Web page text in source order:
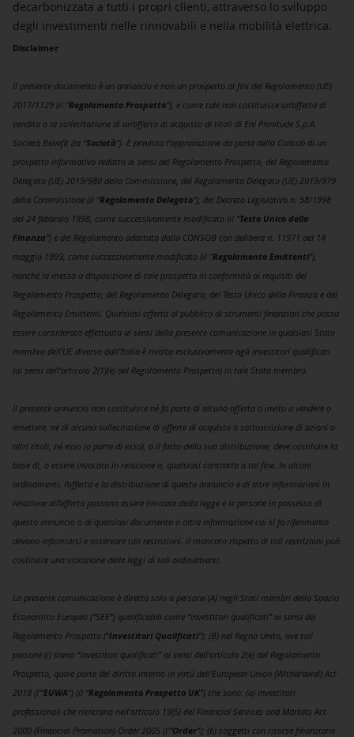
decarbonizzata a tutti i propri clienti, attraverso lo sviluppo
degli investimenti nelle rinnovabili e nella mobilità elettrica.
Disclaimer
Il presente documento è un annuncio e non un prospetto ai fini del Regolamento (UE)
2017/1129 (il “Regolamento Prospetto”), e come tale non costituisce un’offerta di
vendita o la sollecitazione di un’offerta di acquisto di titoli di Eni Plenitude S.p.A.
Società Benefit (la “Società”). È prevista l’approvazione da parte della Consob di un
prospetto informativo redatto ai sensi del Regolamento Prospetto, del Regolamento
Delegato (UE) 2019/980 della Commissione, del Regolamento Delegato (UE) 2019/979
della Commissione (il “Regolamento Delegato”), del Decreto Legislativo n. 58/1998
del 24 febbraio 1998, come successivamente modificato (il “Testo Unico della
Finanza”) e del Regolamento adottato dalla CONSOB con delibera n. 11971 del 14
maggio 1999, come successivamente modificato (il “Regolamento Emittenti”),
nonché la messa a disposizione di tale prospetto in conformità ai requisiti del
Regolamento Prospetto, del Regolamento Delegato, del Testo Unico della Finanza e del
Regolamento Emittenti. Qualsiasi offerta al pubblico di strumenti finanziari che possa
essere considerata effettuata ai sensi della presente comunicazione in qualsiasi Stato
membro dell’UE diverso dall’Italia è rivolta esclusivamente agli investitori qualificati
(ai sensi dell’articolo 2(1)(e) del Regolamento Prospetto) in tale Stato membro.
Il presente annuncio non costituisce né fa parte di alcuna offerta o invito a vendere o
emettere, né di alcuna sollecitazione di offerte di acquisto o sottoscrizione di azioni o
altri titoli, né esso (o parte di esso), o il fatto della sua distribuzione, deve costituire la
base di, o essere invocato in relazione a, qualsiasi contratto a tal fine. In alcuni
ordinamenti, l’offerta e la distribuzione di questo annuncio e di altre informazioni in
relazione all’offerta possono essere limitate dalla legge e le persone in possesso di
questo annuncio o di qualsiasi documento o altra informazione cui si fa riferimento
devono informarsi e osservare tali restrizioni. Il mancato rispetto di tali restrizioni può
costituire una violazione delle leggi di tali ordinamenti.
La presente comunicazione è diretta solo a persone (A) negli Stati membri dello Spazio
Economico Europeo (“SEE”) qualificabili come “investitori qualificati” ai sensi del
Regolamento Prospetto (“Investitori Qualificati”); (B) nel Regno Unito, ove tali
persone (i) siano “investitori qualificati” ai sensi dell’articolo 2(e) del Regolamento
Prospetto, quale parte del diritto interno in virtù dell’European Union (Withdrawal) Act
2018 (l’“EUWA”) (il “Regolamento Prospetto UK”) che sono: (a) investitori
professionali che rientrano nell’articolo 19(5) del Financial Services and Markets Act
2000 (Financial Promotion) Order 2005 (l’“Order”); (b) soggetti con risorse finanziarie